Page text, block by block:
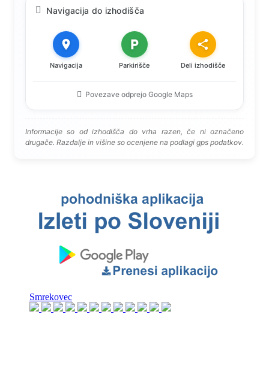
Navigacija do izhodišča
Navigacija Parkirišče Deli izhodišče
Povezave odprejo Google Maps
Informacije so od izhodišča do vrha razen, če ni označeno
drugače. Razdalje in višine so ocenjene na podlagi gps podatkov.